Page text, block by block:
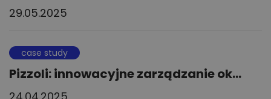
29.05.2025
case study
Pizzoli: innowacyjne zarządzanie ok...